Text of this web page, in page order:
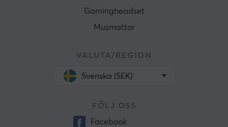
Gamingheadset
Musmattor
VALUTA/REGION
Svenska (SEK)
FÖLJ OSS
Facebook